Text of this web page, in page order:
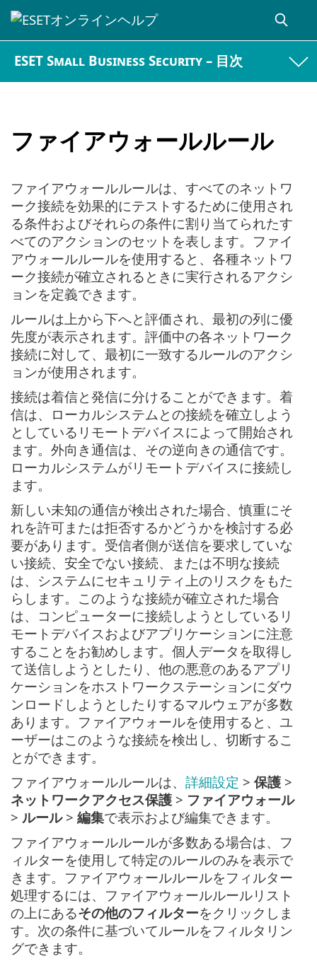
ESET Small Business Security – 目次
ファイアウォールルール
ファイアウォールルールは、すべてのネットワ
ーク接続を効果的にテストするために使用され
る条件およびそれらの条件に割り当てられたす
べてのアクションのセットを表します。ファイ
アウォールルールを使用すると、各種ネットワ
ーク接続が確立されるときに実行されるアクシ
ョンを定義できます。
ルールは上から下へと評価され、最初の列に優
先度が表示されます。評価中の各ネットワーク
接続に対して、最初に一致するルールのアクシ
ョンが使用されます。
接続は着信と発信に分けることができます。着
信は、ローカルシステムとの接続を確立しよう
としているリモートデバイスによって開始され
ます。外向き通信は、その逆向きの通信です。
ローカルシステムがリモートデバイスに接続し
ます。
新しい未知の通信が検出された場合、慎重にそ
れを許可または拒否するかどうかを検討する必
要があります。受信者側が送信を要求していな
い接続、安全でない接続、または不明な接続
は、システムにセキュリティ上のリスクをもた
らします。このような接続が確立された場合
は、コンピューターに接続しようとしているリ
モートデバイスおよびアプリケーションに注意
することをお勧めします。個人データを取得し
て送信しようとしたり、他の悪意のあるアプリ
ケーションをホストワークステーションにダウ
ンロードしようとしたりするマルウェアが多数
あります。ファイアウォールを使用すると、ユ
ーザーはこのような接続を検出し、切断するこ
とができます。
ファイアウォールルールは、 詳細設定 > 保護 >
ネットワークアクセス保護 > ファイアウォール
> ルール> 編集で表示および編集できます。
ファイアウォールルールが多数ある場合は、フ
ィルターを使用して特定のルールのみを表示で
きます。ファイアウォールルールをフィルター
処理するには、ファイアウォールルールリスト
の上にあるその他のフィルターをクリックしま
す。次の条件に基づいてルールをフィルタリン
グできます。